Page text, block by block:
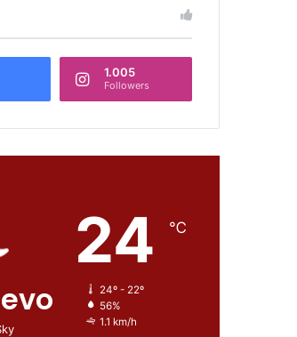
1.005
Followers
24 ℃
24º - 22º
56%
1.1 km/h